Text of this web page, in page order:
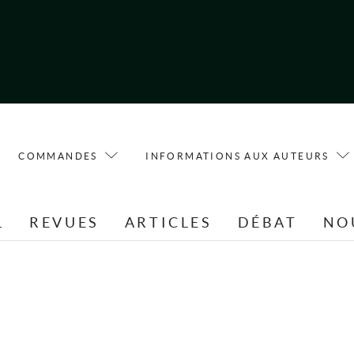
COMMANDES INFORMATIONS AUX AUTEURS
REVUES ARTICLES DÉBAT